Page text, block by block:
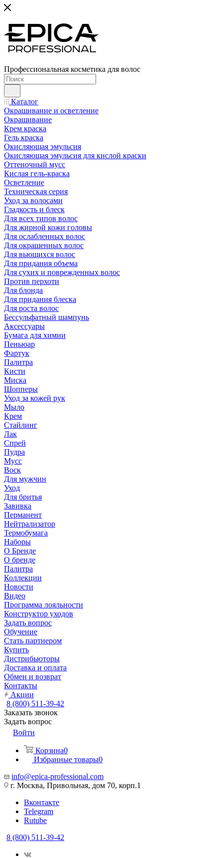
Профессиональная косметика для волос
Каталог
Окрашивание и осветление
Окрашивание
Крем краска
Гель краска
Окисляющая эмульсия
Окисляющая эмульсия для кислой краски
Оттеночный мусс
Кислая гель-краска
Осветление
Техническая серия
Уход за волосами
Гладкость и блеск
Для всех типов волос
Для жирной кожи головы
Для ослабленных волос
Для окрашенных волос
Для вьющихся волос
Для придания объема
Для сухих и поврежденных волос
Против перхоти
Для блонда
Для придания блеска
Для роста волос
Бессульфатный шампунь
Аксессуары
Бумага для химии
Пеньюар
Фартук
Палитра
Кисти
Миска
Шопперы
Уход за кожей рук
Мыло
Крем
Стайлинг
Лак
Спрей
Пудра
Мусс
Воск
Для мужчин
Уход
Для бритья
Завивка
Перманент
Нейтрализатор
Термобумага
Наборы
О Бренде
О бренде
Палитра
Коллекции
Новости
Видео
Программа лояльности
Конструктор уходов
Задать вопрос
Обучение
Стать партнером
Купить
Дистрибьюторы
Доставка и оплата
Обмен и возврат
Контакты
Акции
8 (800) 511-39-42
Заказать звонок
Задать вопрос
Войти
Корзина0
Избранные товары0
info@epica-professional.com
г. Москва, Привольная, дом 70, корп.1
Вконтакте
Telegram
Rutube
8 (800) 511-39-42